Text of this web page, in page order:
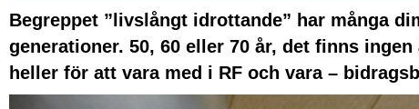
Begreppet ”livslångt idrottande” har många
generationer. 50, 60 eller 70 år, det finns
heller för att vara med i RF och vara –